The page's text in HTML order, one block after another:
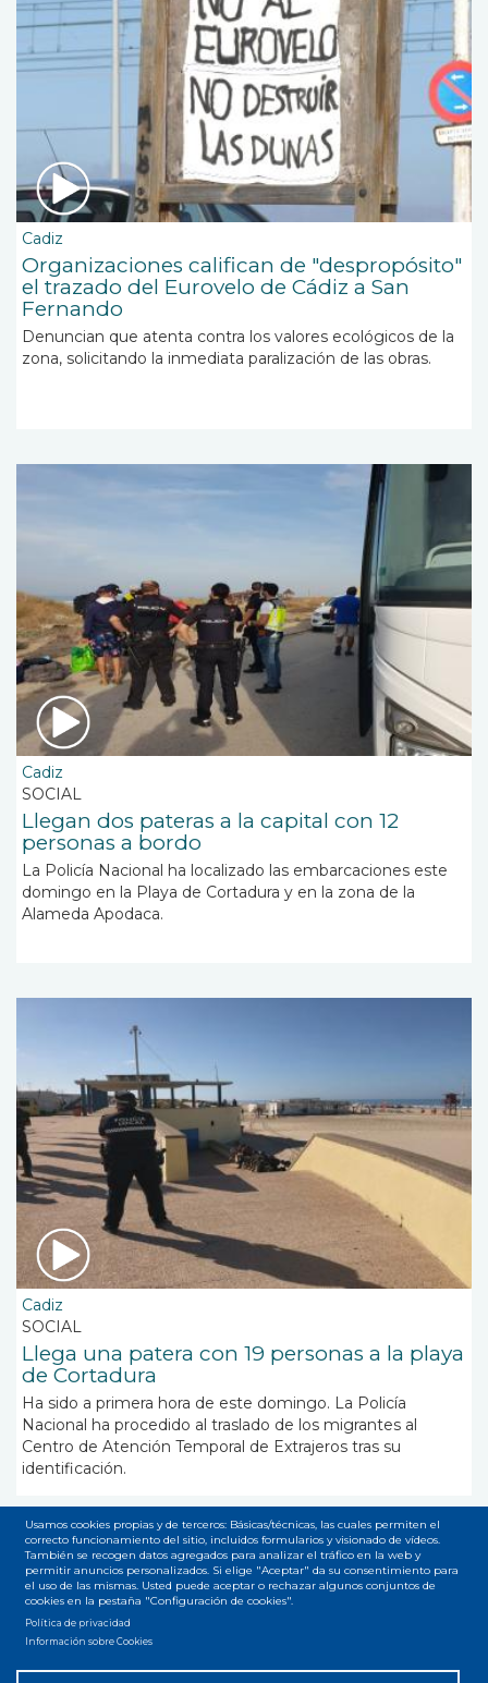
Cadiz
Organizaciones califican de "despropósito"
el trazado del Eurovelo de Cádiz a San
Fernando
Denuncian que atenta contra los valores ecológicos de la
zona, solicitando la inmediata paralización de las obras.
Cadiz
SOCIAL
Llegan dos pateras a la capital con 12
personas a bordo
La Policía Nacional ha localizado las embarcaciones este
domingo en la Playa de Cortadura y en la zona de la
Alameda Apodaca.
Cadiz
SOCIAL
Llega una patera con 19 personas a la playa
de Cortadura
Ha sido a primera hora de este domingo. La Policía
Nacional ha procedido al traslado de los migrantes al
Centro de Atención Temporal de Extrajeros tras su
identificación.
Paginación
Página
actual
1 Page
2
Siguiente
página
››
Última
página
Última »
Suscribirse a playa de Cortadura
Usamos cookies propias y de terceros: Básicas/técnicas, las cuales permiten el
correcto funcionamiento del sitio, incluidos formularios y visionado de vídeos.
También se recogen datos agregados para analizar el tráfico en la web y
permitir anuncios personalizados. Si elige "Aceptar" da su consentimiento para
el uso de las mismas. Usted puede aceptar o rechazar algunos conjuntos de
cookies en la pestaña "Configuración de cookies".
Política de privacidad
Información sobre Cookies